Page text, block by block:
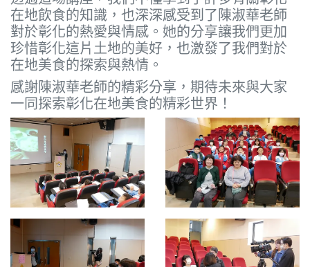
在地飲食的知識，也深深感受到了陳淑華老師
對於彰化的熱愛與情感。她的分享讓我們更加
珍惜彰化這片土地的美好，也激發了我們對於
在地美食的探索與熱情。
感謝陳淑華老師的精彩分享，期待未來與大家
一同探索彰化在地美食的精彩世界！